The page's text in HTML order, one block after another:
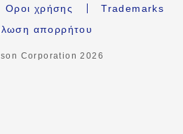
Οροι χρήσης
Trademarks
απορρήτου
Corporation2026